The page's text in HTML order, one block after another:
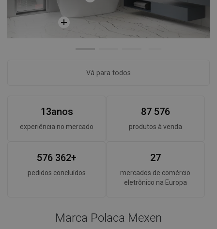
Vá para todos
13anos
experiência no mercado
87 576
produtos à venda
576 362+
pedidos concluídos
27
mercados de comércio
eletrônico na Europa
Marca Polaca Mexen